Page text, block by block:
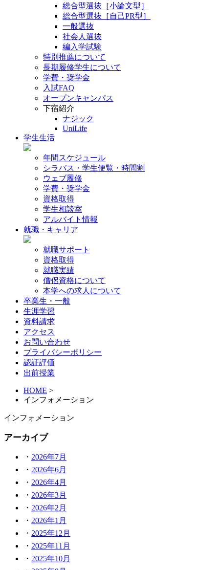
総合型選抜［小論文型］
総合型選抜［自己PR型］
一般選抜
社会人選抜
編入学試験
特別推薦について
長期履修学生について
学費・奨学金
入試FAQ
オープンキャンパス
下宿紹介
ナジック
UniLife
学生生活
年間スケジュール
シラバス・学生便覧・時間割
ウェブ履修
学費・奨学金
資格取得
学生相談室
アルバイト情報
就職・キャリア
就職サポート
資格取得
就職実績
僧侶資格について
本学への求人について
卒業生・一般
生涯学習
資料請求
アクセス
お問い合わせ
プライバシーポリシー
認証評価
出前授業
HOME >
インフォメーション
インフォメーション
アーカイブ
2026年7月
2026年6月
2026年4月
2026年3月
2026年2月
2026年1月
2025年12月
2025年11月
2025年10月